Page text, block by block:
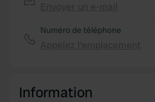
provided to them or that they’ve
Numéro de téléphone
Information